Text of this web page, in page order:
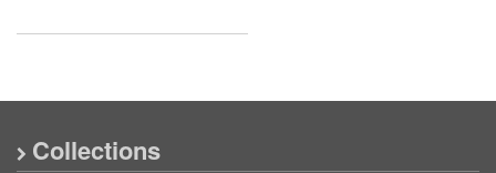
Collections